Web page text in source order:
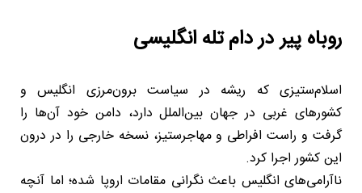
روباه پیر در دام تله انگلیسی
اسلام‌ستیزی که ریشه در سیاست برون‌مرزی انگلیس و
کشورهای غربی در جهان بین‌الملل دارد، دامن خود آن‌ها را
گرفت و راست افراطی و مهاجرستیز، نسخه خارجی را در درون
این کشور اجرا کرد.
ناآرامی‌های انگلیس باعث نگرانی مقامات اروپا شده؛ اما آنچه